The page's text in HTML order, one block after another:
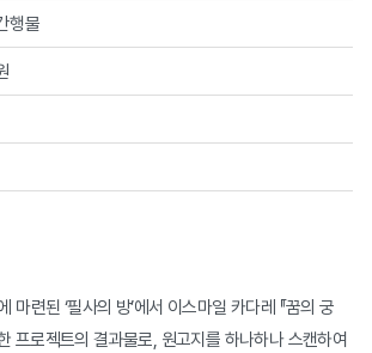
행물
마련된 ‘필사의 방’에서 이스마일 카다레 『꿈의 궁
프로젝트의 결과물로, 원고지를 하나하나 스캔하여